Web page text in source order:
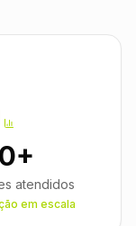
atendidos
em escala